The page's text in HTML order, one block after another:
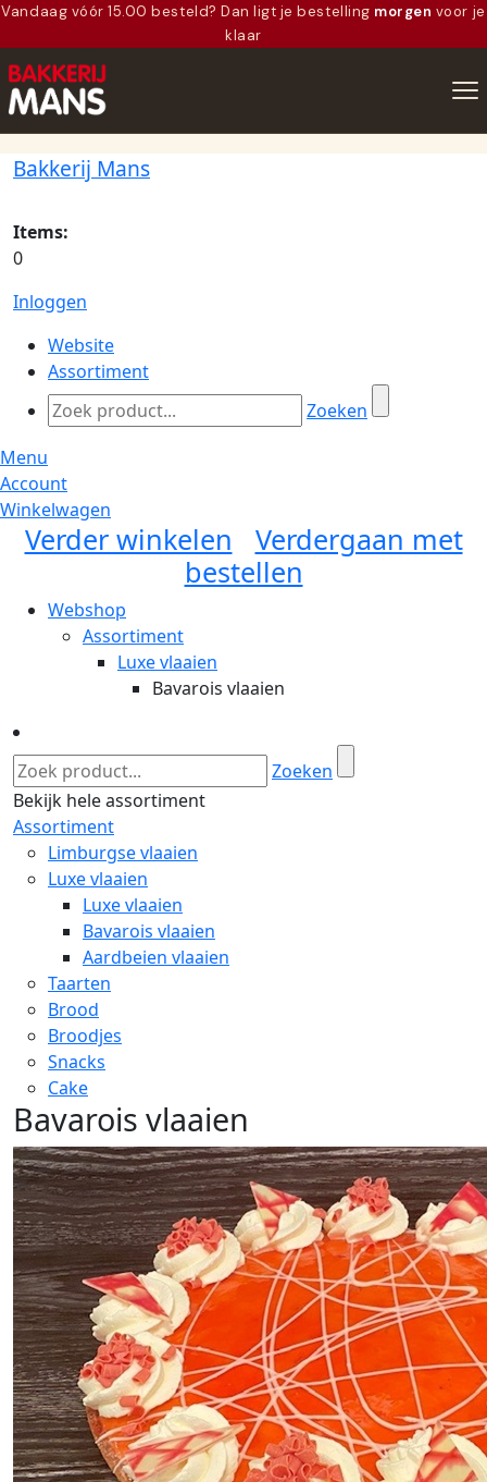
Vandaag vóór 15.00 besteld? Dan ligt je bestelling morgen voor je
klaar